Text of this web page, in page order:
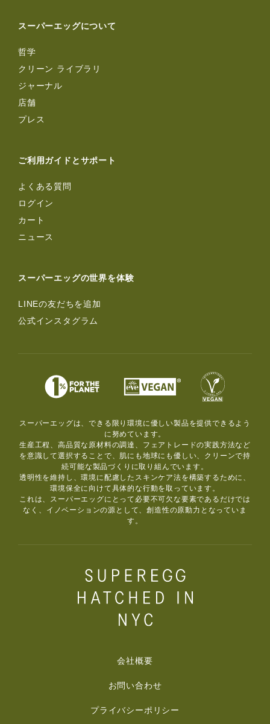
スーパーエッグについて
哲学
クリーン ライブラリ
ジャーナル
店舗
プレス
ご利用ガイドとサポート
よくある質問
ログイン
カート
ニュース
スーパーエッグの世界を体験
LINEの友だちを追加
公式インスタグラム
スーパーエッグは、できる限り環境に優しい製品を提供できるよう
に努めています。
生産工程、高品質な原材料の調達、フェアトレードの実践方法など
を意識して選択することで、肌にも地球にも優しい、クリーンで持
続可能な製品づくりに取り組んでいます。
透明性を維持し、環境に配慮したスキンケア法を構築するために、
環境保全に向けて具体的な行動を取っています。
これは、スーパーエッグにとって必要不可欠な要素であるだけでは
なく、イノベーションの源として、創造性の原動力となっていま
す。
会社概要
お問い合わせ
プライバシーポリシー